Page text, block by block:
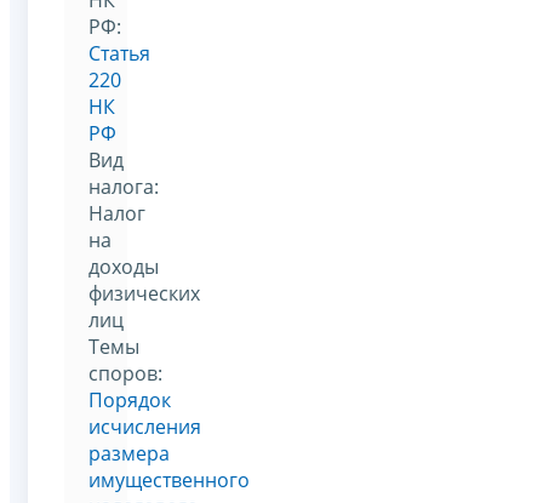
РФ:
Статья
220
НК
РФ
Вид
налога:
Налог
на
доходы
физических
лиц
Темы
споров:
Порядок
исчисления
размера
имущественного